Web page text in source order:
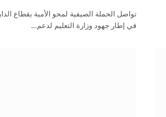
تواصل الحملة الصيفية لمحو الأمية بقطاع
في إطار جهود وزارة التعليم لدعم…